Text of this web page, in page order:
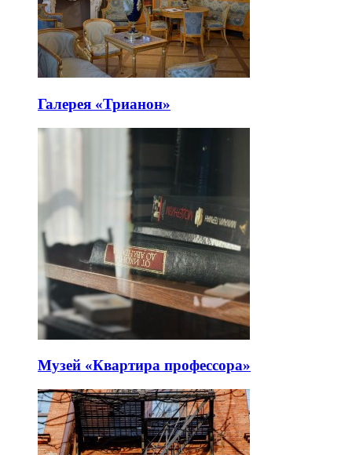
Галерея «Трианон»
Музей «Квартира профессора»